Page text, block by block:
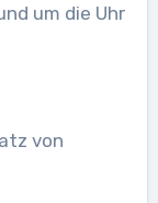
um die Uhr
von